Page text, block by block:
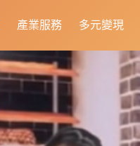
產業服務 多元變現